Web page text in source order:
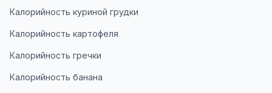
Калорийность куриной грудки
Калорийность картофеля
Калорийность гречки
Калорийность банана